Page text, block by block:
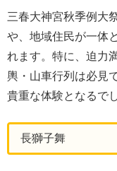
三春大神宮秋季例大
や、地域住民が一体
れます。特に、迫力
輿・山車行列は必見
貴重な体験となるで
長獅子舞